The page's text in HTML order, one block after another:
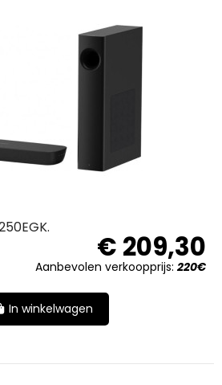
€ 209,30
Aanbevolen verkoopprijs: 220€
In winkelwagen